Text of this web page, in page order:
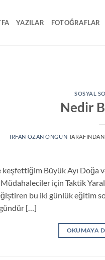
YAZILAR FOTOĞRAFLAR
SOSYAL
Nedir
İRFAN OZAN ONGUN TARAFINDAN
Büyük Ayı Doğa
için Taktik
bu iki günlük eğitim
[…]
OKUMAYA